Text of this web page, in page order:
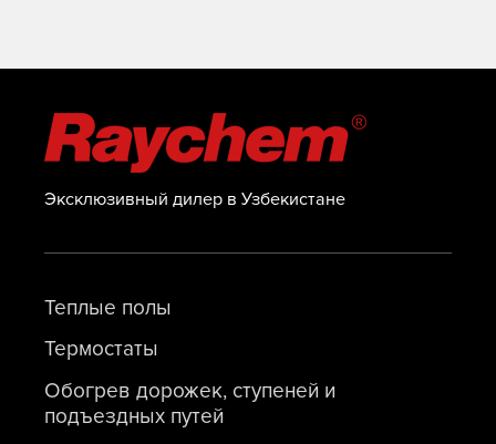
Эксклюзивный дилер в Узбекистане
Теплые полы
Термостаты
Обогрев дорожек, ступеней и
подъездных путей